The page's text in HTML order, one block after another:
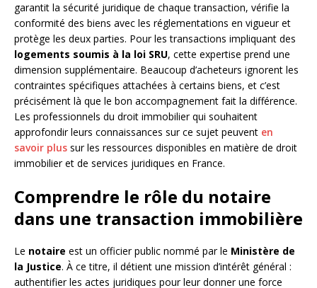
garantit la sécurité juridique de chaque transaction, vérifie la
conformité des biens avec les réglementations en vigueur et
protège les deux parties. Pour les transactions impliquant des
logements soumis à la loi SRU, cette expertise prend une
dimension supplémentaire. Beaucoup d’acheteurs ignorent les
contraintes spécifiques attachées à certains biens, et c’est
précisément là que le bon accompagnement fait la différence.
Les professionnels du droit immobilier qui souhaitent
approfondir leurs connaissances sur ce sujet peuvent en
savoir plus sur les ressources disponibles en matière de droit
immobilier et de services juridiques en France.
Comprendre le rôle du notaire
dans une transaction immobilière
Le notaire est un officier public nommé par le Ministère de
la Justice. À ce titre, il détient une mission d’intérêt général :
authentifier les actes juridiques pour leur donner une force